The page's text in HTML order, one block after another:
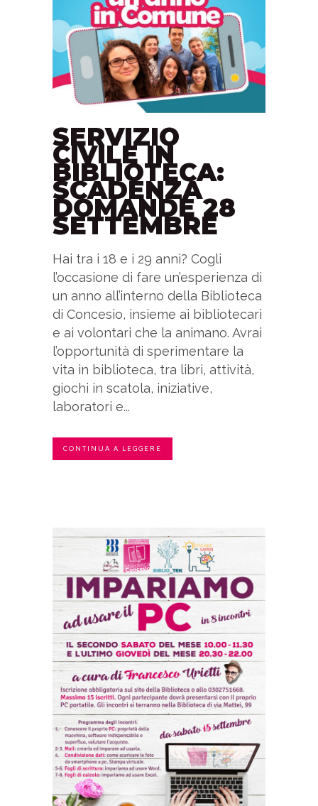
SERVIZIO
CIVILE IN
BIBLIOTECA:
SCADENZA
DOMANDE 28
SETTEMBRE
Hai tra i 18 e i 29 anni? Cogli
l’occasione di fare un’esperienza di
un anno all’interno della Biblioteca
di Concesio, insieme ai bibliotecari
e ai volontari che la animano. Avrai
l’opportunità di sperimentare la
vita in biblioteca, tra libri, attività,
giochi in scatola, iniziative,
laboratori e...
CONTINUA A LEGGERE